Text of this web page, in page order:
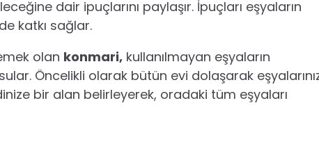
dair ipuçlarını paylaşır. İpuçları eşyaların
katkı sağlar.
olan konmari, kullanılmayan eşyaların
Öncelikli olarak bütün evi dolaşarak
bir alan belirleyerek, oradaki tüm eşyaları